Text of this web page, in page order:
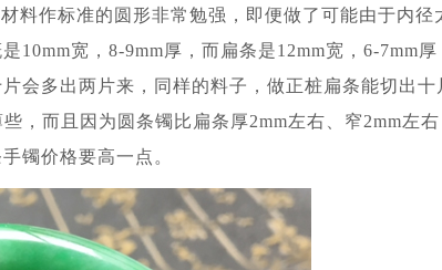
料作标准的圆形非常勉强，即便做了可能由于内径
10mm宽，8-9mm厚，而扁条是12mm宽，6-7mm厚
会多出两片来，同样的料子，做正桩扁条能切出十
，而且因为圆条镯比扁条厚2mm左右、窄2mm左
镯价格要高一点。